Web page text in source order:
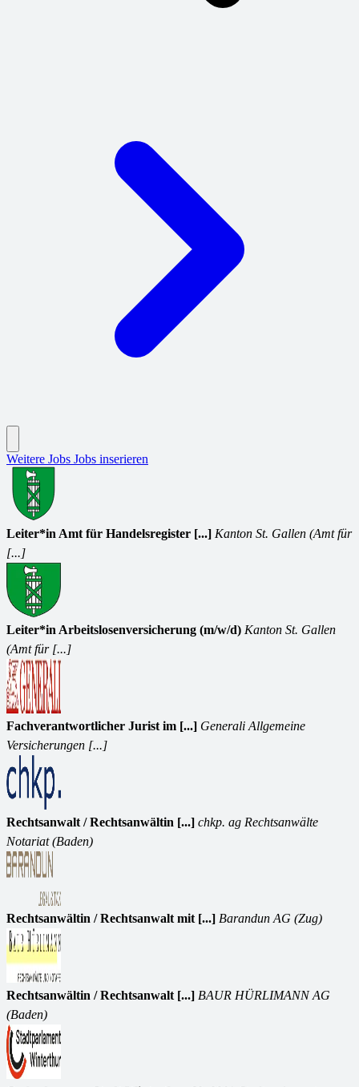
Weitere Jobs Jobs inserieren
Leiter*in Amt für Handelsregister [...] Kanton St. Gallen (Amt für
[...]
Leiter*in Arbeitslosenversicherung (m/w/d) Kanton St. Gallen
(Amt für [...]
Fachverantwortlicher Jurist im [...] Generali Allgemeine
Versicherungen [...]
Rechtsanwalt / Rechtsanwältin [...] chkp. ag Rechtsanwälte
Notariat (Baden)
Rechtsanwältin / Rechtsanwalt mit [...] Barandun AG (Zug)
Rechtsanwältin / Rechtsanwalt [...] BAUR HÜRLIMANN AG
(Baden)